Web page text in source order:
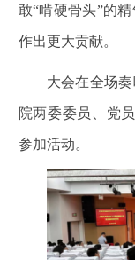
敢“啃硬骨头”的
作出更大贡献。
大会在全场
院两委委员、党
参加活动。